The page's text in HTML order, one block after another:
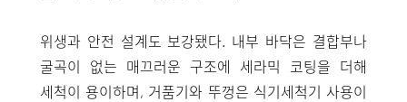
위생과 안전 설계도 보강됐다. 내부 바닥은 결합부나
굴곡이 없는 매끄러운 구조에 세라믹 코팅을 더해
세척이 용이하며, 거품기와 뚜껑은 식기세척기 사용이